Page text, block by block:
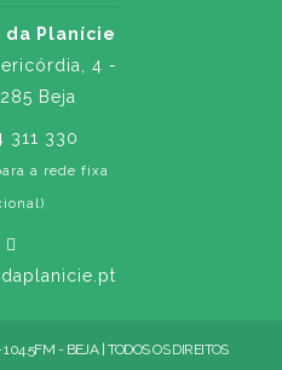
da Planície
4 -
Beja
311 330
a rede fixa
- BEJA | TODOS OS DIREITOS